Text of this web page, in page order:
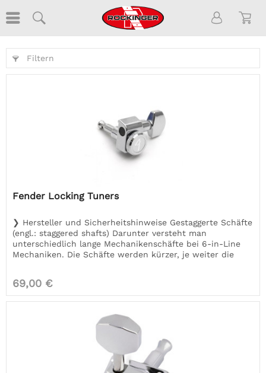
Filtern
Fender Locking Tuners
❯ Hersteller und Sicherheitshinweise Gestaggerte Schäfte
(engl.: staggered shafts) Darunter versteht man
unterschiedlich lange Mechanikenschäfte bei 6-in-Line
Mechaniken. Die Schäfte werden kürzer, je weiter die
69,00 €